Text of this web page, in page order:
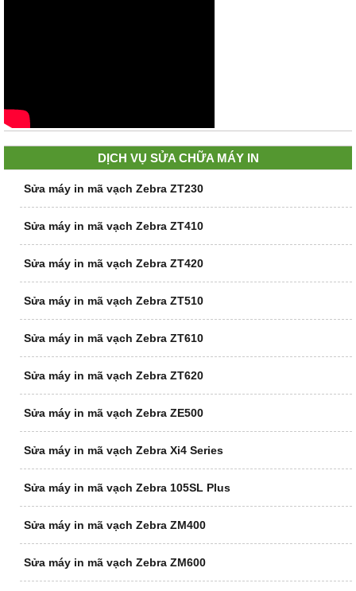
DỊCH VỤ SỬA CHỮA MÁY IN
Sửa máy in mã vạch Zebra ZT230
Sửa máy in mã vạch Zebra ZT410
Sửa máy in mã vạch Zebra ZT420
Sửa máy in mã vạch Zebra ZT510
Sửa máy in mã vạch Zebra ZT610
Sửa máy in mã vạch Zebra ZT620
Sửa máy in mã vạch Zebra ZE500
Sửa máy in mã vạch Zebra Xi4 Series
Sửa máy in mã vạch Zebra 105SL Plus
Sửa máy in mã vạch Zebra ZM400
Sửa máy in mã vạch Zebra ZM600